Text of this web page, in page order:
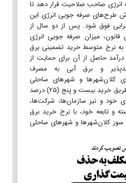
صاحب صلاحیت قرار دهد تا
طرح‌های صرفه جویی انرژی این
فوق شود. پس از دو سال از
قانون، میزان صرفه جویی انرژی
نرخ متوسط خرید تضمینی برق
حاصل از آن برای حمایت از
و برق آبی به مصرف
کلان‌شهرها و شهرهای ساحلی
مجازند حکم این ماده را از طریق خرید بیست و پنج (۲۵) درصد
خود و نیز سازمان‌ها، شرکت‌ها،
و تابعه خود، با نرخ خرید برق
سوز کلان‌شهرها و شهرهای ساحلی